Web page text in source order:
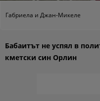
Габриела и Джан-Микеле
Бабаитът не успял в
кметски син Орлин